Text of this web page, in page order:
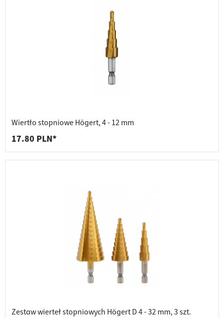
Wiertło stopniowe Högert, 4 - 12 mm
17.80 PLN*
Zestaw wierteł stopniowych Högert D 4 - 32 mm, 3 szt.